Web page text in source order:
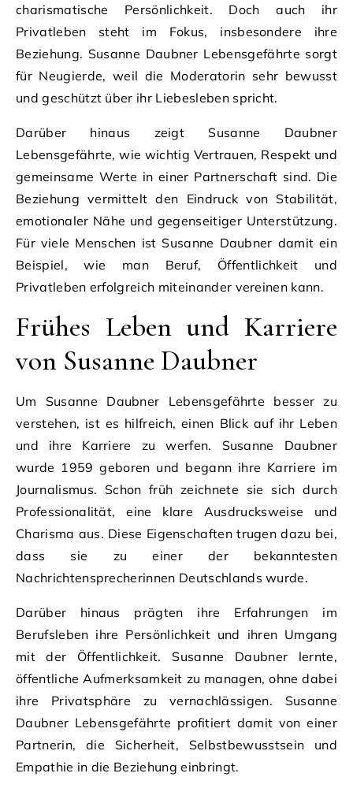
charismatische Persönlichkeit. Doch auch ihr
Privatleben steht im Fokus, insbesondere ihre
Beziehung. Susanne Daubner Lebensgefährte sorgt
für Neugierde, weil die Moderatorin sehr bewusst
und geschützt über ihr Liebesleben spricht.
Darüber hinaus zeigt Susanne Daubner
Lebensgefährte, wie wichtig Vertrauen, Respekt und
gemeinsame Werte in einer Partnerschaft sind. Die
Beziehung vermittelt den Eindruck von Stabilität,
emotionaler Nähe und gegenseitiger Unterstützung.
Für viele Menschen ist Susanne Daubner damit ein
Beispiel, wie man Beruf, Öffentlichkeit und
Privatleben erfolgreich miteinander vereinen kann.
Frühes Leben und Karriere
von Susanne Daubner
Um Susanne Daubner Lebensgefährte besser zu
verstehen, ist es hilfreich, einen Blick auf ihr Leben
und ihre Karriere zu werfen. Susanne Daubner
wurde 1959 geboren und begann ihre Karriere im
Journalismus. Schon früh zeichnete sie sich durch
Professionalität, eine klare Ausdrucksweise und
Charisma aus. Diese Eigenschaften trugen dazu bei,
dass sie zu einer der bekanntesten
Nachrichtensprecherinnen Deutschlands wurde.
Darüber hinaus prägten ihre Erfahrungen im
Berufsleben ihre Persönlichkeit und ihren Umgang
mit der Öffentlichkeit. Susanne Daubner lernte,
öffentliche Aufmerksamkeit zu managen, ohne dabei
ihre Privatsphäre zu vernachlässigen. Susanne
Daubner Lebensgefährte profitiert damit von einer
Partnerin, die Sicherheit, Selbstbewusstsein und
Empathie in die Beziehung einbringt.